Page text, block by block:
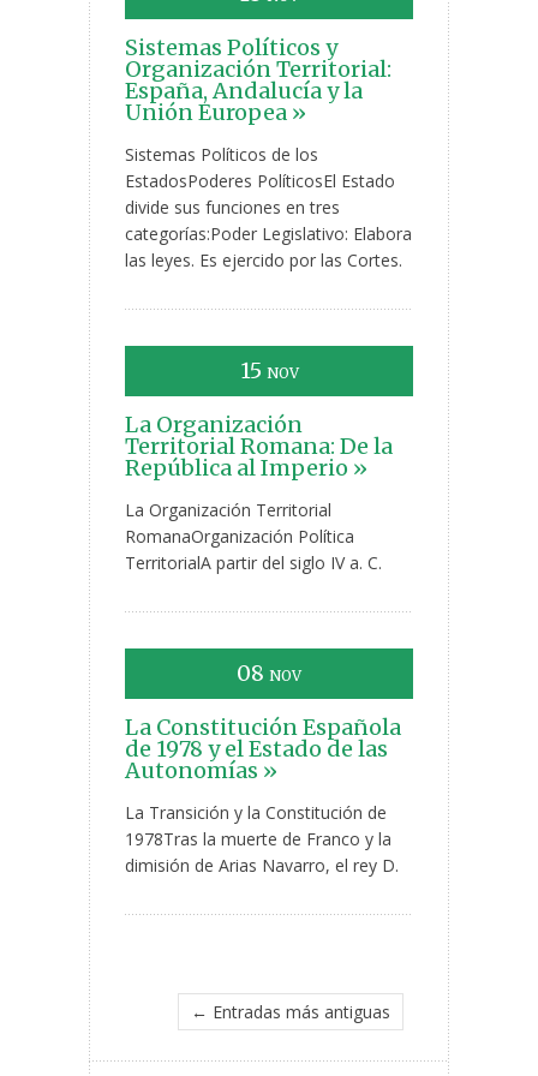
Sistemas Políticos y
Organización Territorial:
España, Andalucía y la
Unión Europea »
Sistemas Políticos de los
EstadosPoderes PolíticosEl Estado
divide sus funciones en tres
categorías:Poder Legislativo: Elabora
las leyes. Es ejercido por las Cortes.
15 NOV
La Organización
Territorial Romana: De la
República al Imperio »
La Organización Territorial
RomanaOrganización Política
TerritorialA partir del siglo IV a. C.
08 NOV
La Constitución Española
de 1978 y el Estado de las
Autonomías »
La Transición y la Constitución de
1978Tras la muerte de Franco y la
dimisión de Arias Navarro, el rey D.
← Entradas más antiguas